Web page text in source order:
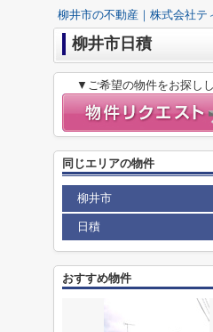
柳井市の不動産｜株式会社テ
柳井市日積
▼ご希望の物件をお探し
同じエリアの物件
柳井市
日積
おすすめ物件